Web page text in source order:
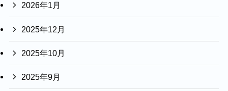
2026年1月
2025年12月
2025年10月
2025年9月